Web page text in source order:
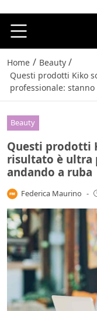
Home / Beauty /
Questi prodotti Kiko
professionale:
Beauty
Questi prodotti
risultato è ultra
andando a ruba
Federica Maurino -